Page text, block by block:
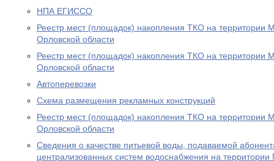
НПА ЕГИССО
Реестр мест (площадок) накопления ТКО на территории
Орловской области
Реестр мест (площадок) накопления ТКО на территории
Орловской области
Автоперевозки
Схема размещения рекламных конструкций
Реестр мест (площадок) накопления ТКО на территории
Орловской области
Сведения о качестве питьевой воды, подаваемой
централизованных систем водоснабжения на территории